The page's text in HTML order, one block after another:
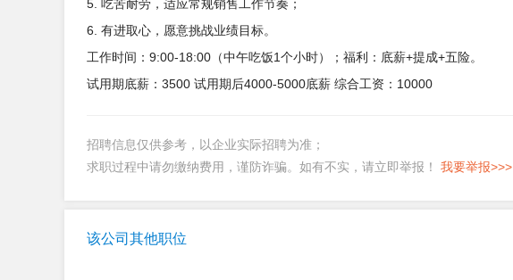
5. 吃苦耐劳，适应常规销售工作节奏；
6. 有进取心，愿意挑战业绩目标。
工作时间：9:00-18:00（中午吃饭1个小时）；福利：底薪+提成+五险。
试用期底薪：3500 试用期后4000-5000底薪 综合工资：10000
招聘信息仅供参考，以企业实际招聘为准；
求职过程中请勿缴纳费用，谨防诈骗。如有不实，请立即举报！ 我要举报>>>
该公司其他职位